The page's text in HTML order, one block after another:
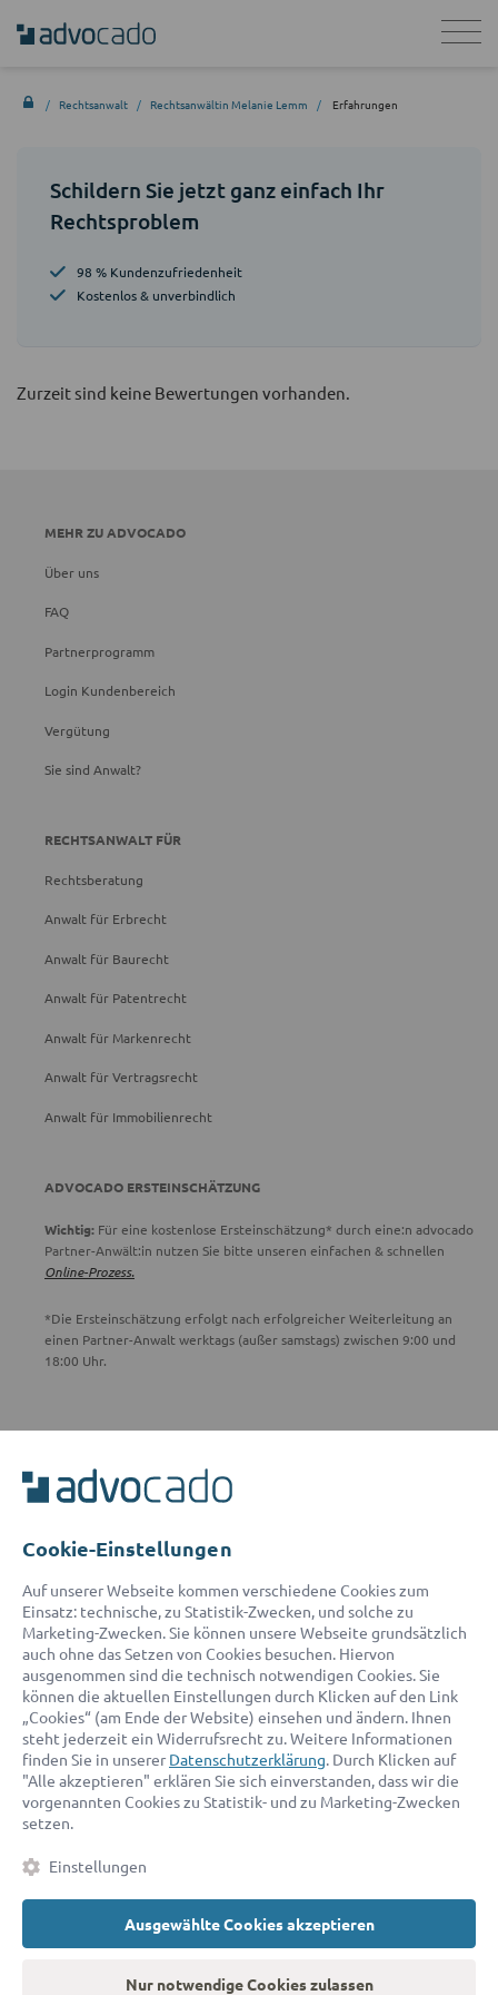
Rechtsanwalt Rechtsanwältin Melanie Lemm Erfahrungen
Schildern Sie jetzt ganz einfach Ihr
Rechtsproblem
98 % Kundenzufriedenheit
Kostenlos & unverbindlich
Zurzeit sind keine Bewertungen vorhanden.
MEHR ZU ADVOCADO
Über uns
FAQ
Partnerprogramm
Login Kundenbereich
Vergütung
Sie sind Anwalt?
RECHTSANWALT FÜR
Rechtsberatung
Anwalt für Erbrecht
Anwalt für Baurecht
Anwalt für Patentrecht
Anwalt für Markenrecht
Anwalt für Vertragsrecht
Anwalt für Immobilienrecht
ADVOCADO ERSTEINSCHÄTZUNG
Wichtig: Für eine kostenlose Ersteinschätzung* durch eine:n advocado
Partner-Anwält:in nutzen Sie bitte unseren einfachen & schnellen
Online-Prozess.
*Die Ersteinschätzung erfolgt nach erfolgreicher Weiterleitung an
einen Partner-Anwalt werktags (außer samstags) zwischen 9:00 und
18:00 Uhr.
Unser Serviceteam ist von 8:00 bis 17:00 Uhr für Sie erreichbar.
E-Mail:
service@advocado.com
© 2026 advocado - einfach online den passenden Rechtsanwalt finden
Auszeichnungen:
KontaktDatenschutzImpressumFaktenAGB
CookiesBarrierefreiheitserklärung
Cookie-Einstellungen
Auf unserer Webseite kommen verschiedene Cookies zum
Einsatz: technische, zu Statistik-Zwecken, und solche zu
Marketing-Zwecken. Sie können unsere Webseite grundsätzlich
auch ohne das Setzen von Cookies besuchen. Hiervon
ausgenommen sind die technisch notwendigen Cookies. Sie
können die aktuellen Einstellungen durch Klicken auf den Link
„Cookies“ (am Ende der Website) einsehen und ändern. Ihnen
steht jederzeit ein Widerrufsrecht zu. Weitere Informationen
finden Sie in unserer Datenschutzerklärung. Durch Klicken auf
"Alle akzeptieren" erklären Sie sich einverstanden, dass wir die
vorgenannten Cookies zu Statistik- und zu Marketing-Zwecken
setzen.
Einstellungen
Ausgewählte Cookies akzeptieren
Nur notwendige Cookies zulassen